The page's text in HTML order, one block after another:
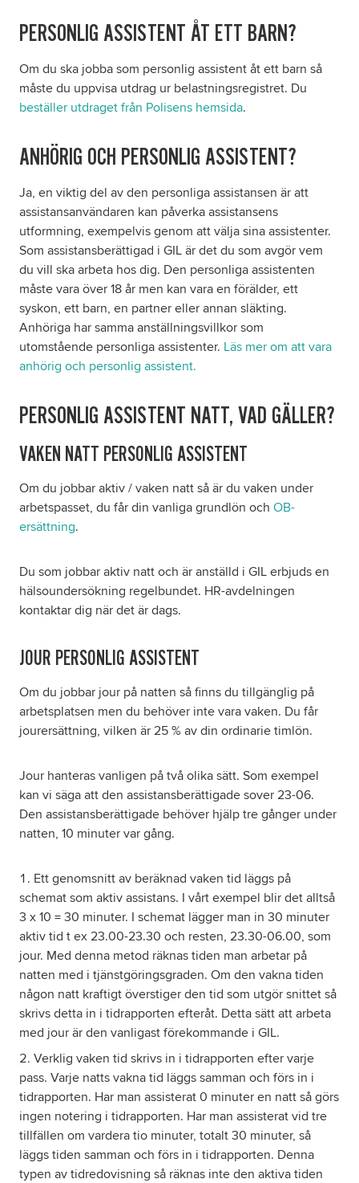
PERSONLIG ASSISTENT ÅT ETT BARN?
Om du ska jobba som personlig assistent åt ett barn så
måste du uppvisa utdrag ur belastningsregistret. Du
beställer utdraget från Polisens hemsida.
ANHÖRIG OCH PERSONLIG ASSISTENT?
Ja, en viktig del av den personliga assistansen är att
assistansanvändaren kan påverka assistansens
utformning, exempelvis genom att välja sina assistenter.
Som assistansberättigad i GIL är det du som avgör vem
du vill ska arbeta hos dig. Den personliga assistenten
måste vara över 18 år men kan vara en förälder, ett
syskon, ett barn, en partner eller annan släkting.
Anhöriga har samma anställningsvillkor som
utomstående personliga assistenter. Läs mer om att vara
anhörig och personlig assistent.
PERSONLIG ASSISTENT NATT, VAD GÄLLER?
VAKEN NATT PERSONLIG ASSISTENT
Om du jobbar aktiv / vaken natt så är du vaken under
arbetspasset, du får din vanliga grundlön och OB-
ersättning.
Du som jobbar aktiv natt och är anställd i GIL erbjuds en
hälsoundersökning regelbundet. HR-avdelningen
kontaktar dig när det är dags.
JOUR PERSONLIG ASSISTENT
Om du jobbar jour på natten så finns du tillgänglig på
arbetsplatsen men du behöver inte vara vaken. Du får
jourersättning, vilken är 25 % av din ordinarie timlön.
Jour hanteras vanligen på två olika sätt. Som exempel
kan vi säga att den assistansberättigade sover 23-06.
Den assistansberättigade behöver hjälp tre gånger under
natten, 10 minuter var gång.
Ett genomsnitt av beräknad vaken tid läggs på
schemat som aktiv assistans. I vårt exempel blir det alltså
3 x 10 = 30 minuter. I schemat lägger man in 30 minuter
aktiv tid t ex 23.00-23.30 och resten, 23.30-06.00, som
jour. Med denna metod räknas tiden man arbetar på
natten med i tjänstgöringsgraden. Om den vakna tiden
någon natt kraftigt överstiger den tid som utgör snittet så
skrivs detta in i tidrapporten efteråt. Detta sätt att arbeta
med jour är den vanligast förekommande i GIL.
Verklig vaken tid skrivs in i tidrapporten efter varje
pass. Varje natts vakna tid läggs samman och förs in i
tidrapporten. Har man assisterat 0 minuter en natt så görs
ingen notering i tidrapporten. Har man assisterat vid tre
tillfällen om vardera tio minuter, totalt 30 minuter, så
läggs tiden samman och förs in i tidrapporten. Denna
typen av tidredovisning så räknas inte den aktiva tiden